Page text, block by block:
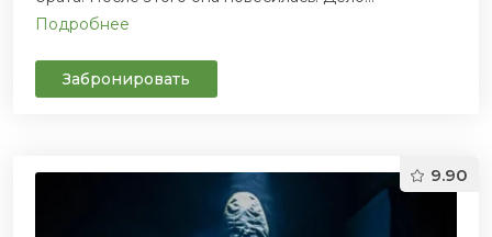
Подробнее
Забронировать
9.90